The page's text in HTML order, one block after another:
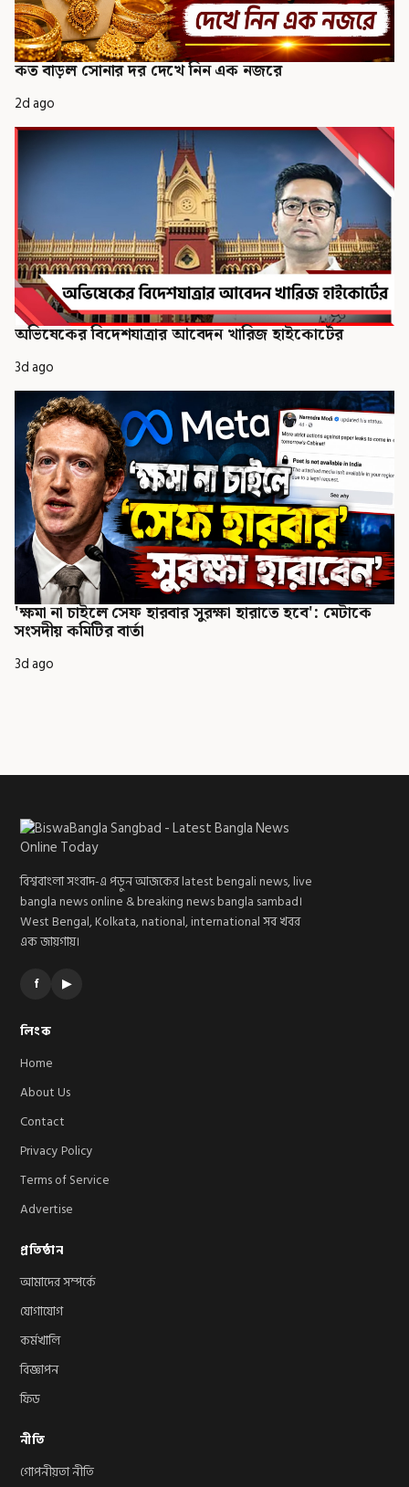
কত বাড়ল সোনার দর দেখে নিন এক নজরে
2d ago
অভিষেকের বিদেশযাত্রার আবেদন খারিজ হাইকোর্টের
3d ago
'ক্ষমা না চাইলে সেফ হারবার সুরক্ষা হারাতে হবে': মেটাকে
সংসদীয় কমিটির বার্তা
3d ago
বিশ্ববাংলা সংবাদ-এ পড়ুন আজকের latest bengali news, live
bangla news online & breaking news bangla sambad।
West Bengal, Kolkata, national, international সব খবর
এক জায়গায়।
f ▶
লিংক
Home
About Us
Contact
Privacy Policy
Terms of Service
Advertise
প্রতিষ্ঠান
আমাদের সম্পর্কে
যোগাযোগ
কর্মখালি
বিজ্ঞাপন
ফিড
নীতি
গোপনীয়তা নীতি